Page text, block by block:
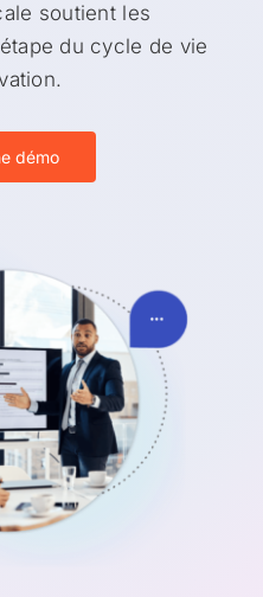
soutient les
du cycle de vie
démo